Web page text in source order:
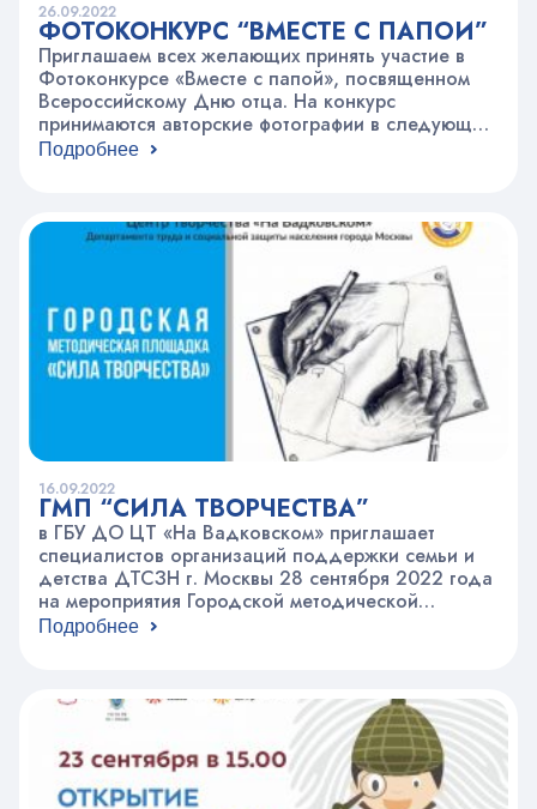
26.09.2022
ФОТОКОНКУРС “ВМЕСТЕ С ПАПОЙ”
Приглашаем всех желающих принять участие в
Фотоконкурсе «Вместе с папой», посвященном
Всероссийскому Дню отца. На конкурс
принимаются авторские фотографии в следующих
номинациях:«Мы с папой никогда не скучаем» –
прогулки);«Папины таланты» – фотографии, на
которых изображены таланты папы, которые
способствует процветанию семьи и воспитанию
детей;«Мой папа» – фотографии папы, и…
Подробнее
16.09.2022
ГМП “СИЛА ТВОРЧЕСТВА”
в ГБУ ДО ЦТ «На Вадковском» приглашает
специалистов организаций поддержки семьи и
детства ДТСЗН г. Москвы 28 сентября 2022 года
на мероприятия Городской методической
площадки «Сила творчества». Для участия в
Место проведения мероприятий: 28 сентября —
ГБУ ДО ЦТ «На Вадковском», Вадковский
переулок. д.3 Контактное лицо — Волкова…
Подробнее